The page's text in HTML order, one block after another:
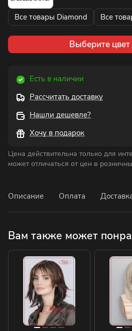
Все товары Diamond Все
Выберите цвет
Есть в наличии
Рассчитать доставку
Нашли дешевле?
Хочу в подарок
Цена действительна только для
может отличаться от цен в
Описание Оплата
Вам также может